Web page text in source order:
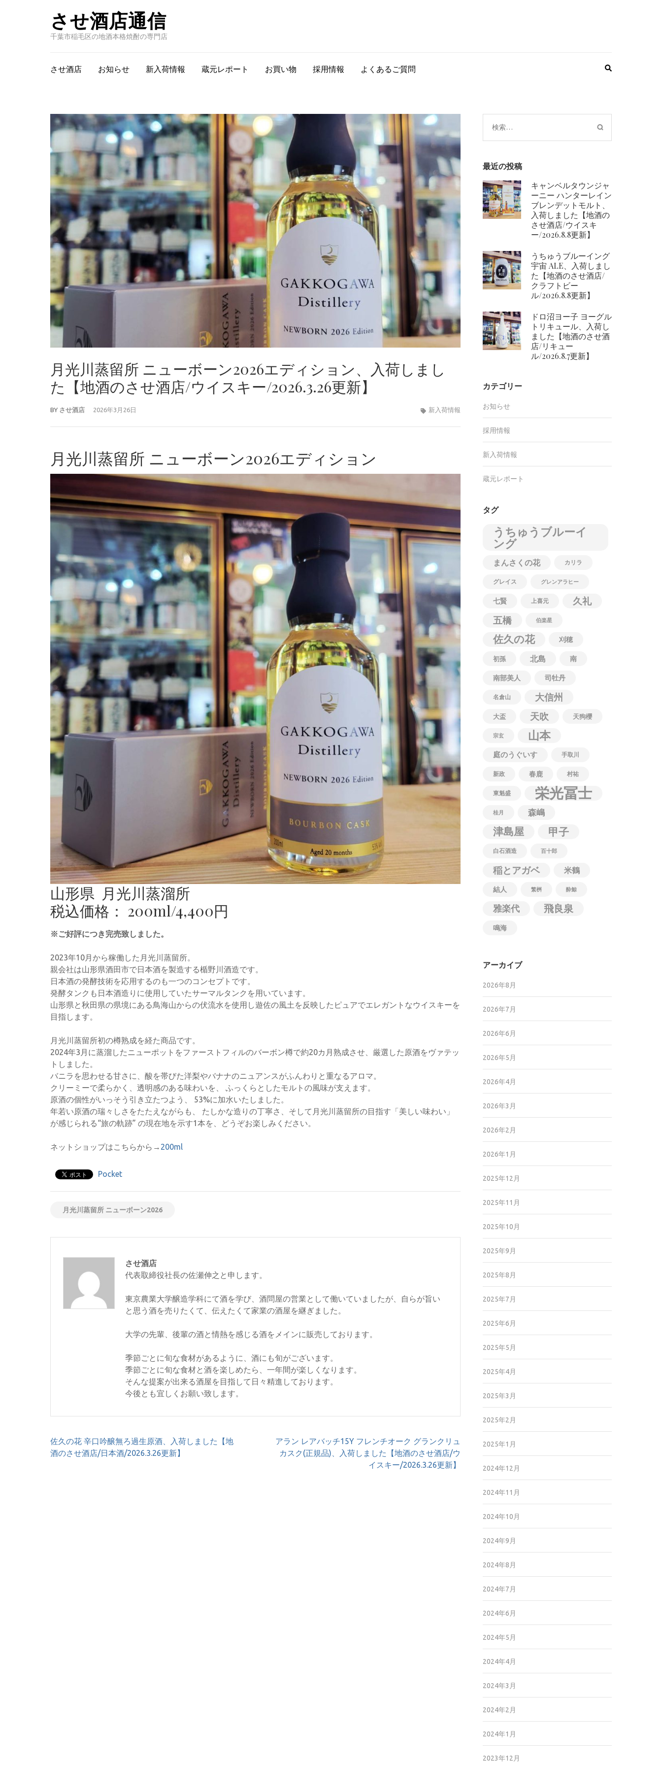
させ酒店通信
千葉市稲毛区の地酒本格焼酎の専門店
させ酒店 お知らせ 新入荷情報 蔵元レポート お買い物 採用情報 よくあるご質問
月光川蒸留所 ニューボーン2026エディション、入荷しまし
た【地酒のさせ酒店/ウイスキー/2026.3.26更新】
BY させ酒店 2026年3月26日 新入荷情報
月光川蒸留所 ニューボーン2026エディション
山形県 月光川蒸溜所
税込価格： 200ml/4,400円
※ご好評につき完売致しました。
2023年10月から稼働した月光川蒸留所。
親会社は山形県酒田市で日本酒を製造する楯野川酒造です。
日本酒の発酵技術を応用するのも一つのコンセプトです。
発酵タンクも日本酒造りに使用していたサーマルタンクを用いています。
山形県と秋田県の県境にある鳥海山からの伏流水を使用し遊佐の風土を反映したピュアでエレガントなウイスキーを
目指します。
月光川蒸留所初の樽熟成を経た商品です。
2024年3月に蒸溜したニューポットをファーストフィルのバーボン樽で約20カ月熟成させ、厳選した原酒をヴァテッ
トしました。
バニラを思わせる甘さに、酸を帯びた洋梨やバナナのニュアンスがふんわりと重なるアロマ。
クリーミーで柔らかく、透明感のある味わいを、 ふっくらとしたモルトの風味が支えます。
原酒の個性がいっそう引き立たつよう、 53%に加水いたしました。
年若い原酒の瑞々しさをたたえながらも、 たしかな造りの丁寧さ、そして月光川蒸留所の目指す「美しい味わい」
が感じられる“旅の軌跡” の現在地を示す1本を、どうぞお楽しみください。
ネットショップはこちらから→ 200ml
Pocket
月光川蒸留所 ニューボーン2026
させ酒店
代表取締役社長の佐瀬伸之と申します。
東京農業大学醸造学科にて酒を学び、酒問屋の営業として働いていましたが、自らが旨い
と思う酒を売りたくて、伝えたくて家業の酒屋を継ぎました。
大学の先輩、後輩の酒と情熱を感じる酒をメインに販売しております。
季節ごとに旬な食材があるように、酒にも旬がございます。
季節ごとに旬な食材と酒を楽しめたら、一年間が楽しくなります。
そんな提案が出来る酒屋を目指して日々精進しております。
今後とも宜しくお願い致します。
投
稿
佐久の花 辛口吟醸無ろ過生原酒、入荷しました【地
酒のさせ酒店/日本酒/2026.3.26更新】
アラン レアバッチ15Y フレンチオーク グランクリュ
カスク(正規品)、入荷しました【地酒のさせ酒店/ウ
イスキー/2026.3.26更新】
検
索:
最近の投稿
キャンベルタウンジャ
ーニー ハンターレイン
ブレンデットモルト、
入荷しました【地酒の
させ酒店/ウイスキ
ー/2026.8.8更新】
うちゅうブルーイング
宇宙 ALE、入荷しまし
た【地酒のさせ酒店/
クラフトビー
ル/2026.8.8更新】
ドロ沼ヨー子 ヨーグル
トリキュール、入荷し
ました【地酒のさせ酒
店/リキュー
ル/2026.8.7更新】
カテゴリー
お知らせ
採用情報
新入荷情報
蔵元レポート
タグ
うちゅうブルーイ
ング
まんさくの花 カリラ
グレイス グレンアラヒー
七賢 上喜元
久礼
五橋
伯楽星
佐久の花 刈穂
初孫 北島 南
南部美人 司牡丹
名倉山 大信州
大盃 天吹 天狗櫻
宗玄 山本
庭のうぐいす 手取川
新政 春鹿 村祐
東魁盛 栄光冨士
桂月 森嶋
津島屋 甲子
白石酒造 百十郎
稲とアガベ 米鶴
結人 繁桝 酔鯨
雅楽代 飛良泉
鳴海
アーカイブ
2026年8月
2026年7月
2026年6月
2026年5月
2026年4月
2026年3月
2026年2月
2026年1月
2025年12月
2025年11月
2025年10月
2025年9月
2025年8月
2025年7月
2025年6月
2025年5月
2025年4月
2025年3月
2025年2月
2025年1月
2024年12月
2024年11月
2024年10月
2024年9月
2024年8月
2024年7月
2024年6月
2024年5月
2024年4月
2024年3月
2024年2月
2024年1月
2023年12月